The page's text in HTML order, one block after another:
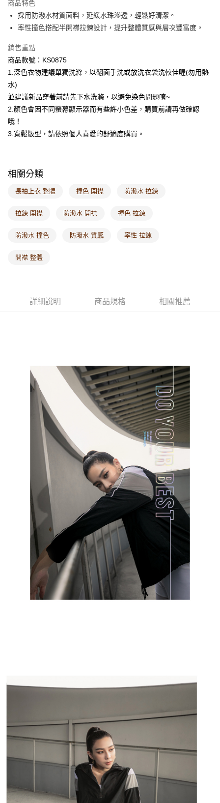
付款後萊爾富取貨
每筆NT$60，滿NT$1,000(含以上)免運費
7-11取貨付款
每筆NT$60，滿NT$1,000(含以上)免運費
付款後7-11取貨
每筆NT$60，滿NT$1,000(含以上)免運費
宅配
每筆NT$120，滿NT$1,000(含以上)免運費
付款後門市自取
海外配送-港/澳/新/馬/泰國專屬
海外配送-其他亞洲地區
商品特色
採用防潑水材質面料，延緩水珠滲透，輕鬆好清潔。
率性撞色搭配半開襟拉鍊設計，提升整體質感與層次豐富度。
銷售重點
商品款號：KS0875
1.深色衣物建議單獨洗滌，以翻面手洗或放洗衣袋洗較佳喔(勿用熱
水)
並建議新品穿著前請先下水洗滌，以避免染色問題唷~
2.顏色會因不同螢幕顯示器而有些許小色差，購買前請再做確認
哦！
3.寬鬆版型，請依照個人喜愛的舒適度購買。
相關分類
長袖上衣 整體 撞色 開襟 防潑水 拉鍊
拉鍊 開襟 防潑水 開襟 撞色 拉鍊
防潑水 撞色 防潑水 質感 率性 拉鍊
開襟 整體
詳細說明 商品規格 相關推薦